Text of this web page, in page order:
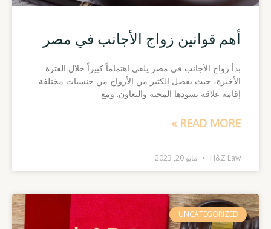
أهم قوانين زواج الأجانب في مصر
بدأ زواج الأجانب في مصر يلقى اهتماماً كبيراً خلال الفترة
الأخيرة، حيث يفضل الكثير من الأزواج من جنسيات مختلفة
إقامة علاقة تسودها المحبة والتعاون. ومع
READ MORE »
H&Z Law مايو 20, 2023
UNCATEGORIZED